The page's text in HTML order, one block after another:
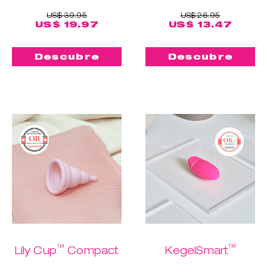
US$ 39.95
US$ 19.97
Descubre
US$ 26.95
US$ 13.47
Descubre
Lily Cup™ Compact KegelSmart™